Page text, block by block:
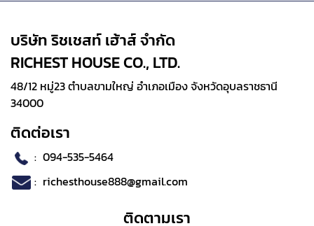
บริษัท ริชเชสท์ เฮ้าส์ จำกัด
RICHEST HOUSE CO., LTD.
48/12 หมู่23 ตำบลขามใหญ่ อำเภอเมือง จังหวัดอุบลราชธานี
34000
ติดต่อเรา
: 094-535-5464
: richesthouse888@gmail.com
ติดตามเรา